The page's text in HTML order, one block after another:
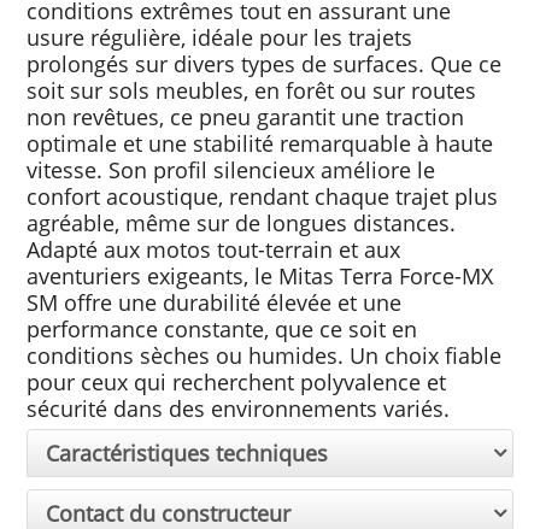
conditions extrêmes tout en assurant une
usure régulière, idéale pour les trajets
prolongés sur divers types de surfaces. Que ce
soit sur sols meubles, en forêt ou sur routes
non revêtues, ce pneu garantit une traction
optimale et une stabilité remarquable à haute
vitesse. Son profil silencieux améliore le
confort acoustique, rendant chaque trajet plus
agréable, même sur de longues distances.
Adapté aux motos tout-terrain et aux
aventuriers exigeants, le Mitas Terra Force-MX
SM offre une durabilité élevée et une
performance constante, que ce soit en
conditions sèches ou humides. Un choix fiable
pour ceux qui recherchent polyvalence et
sécurité dans des environnements variés.
Caractéristiques techniques
Contact du constructeur